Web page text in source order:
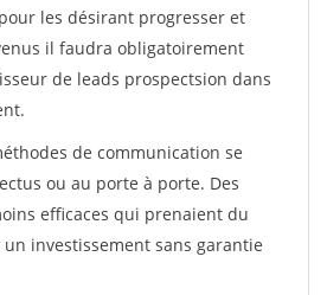
les désirant progresser et
il faudra obligatoirement
de leads prospectsion dans
de communication se
ou au porte à porte. Des
efficaces qui prenaient du
investissement sans garantie